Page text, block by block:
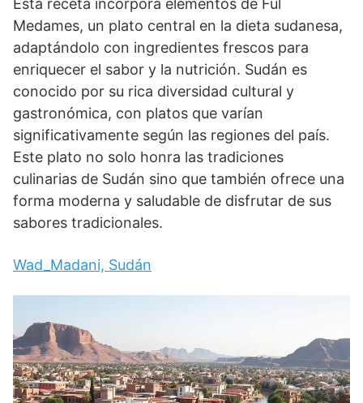
Medames, un plato central en la dieta sudanesa,
adaptándolo con ingredientes frescos para
enriquecer el sabor y la nutrición. Sudán es
conocido por su rica diversidad cultural y
gastronómica, con platos que varían
significativamente según las regiones del país.
Este plato no solo honra las tradiciones
culinarias de Sudán sino que también ofrece una
forma moderna y saludable de disfrutar de sus
sabores tradicionales.
Wad_Madani, Sudán